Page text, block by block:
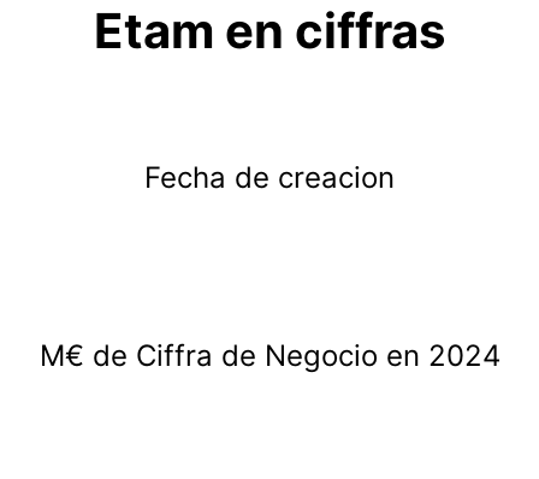
Etam en ciffras
Fecha de creacion
M€ de Ciffra de Negocio en 2024